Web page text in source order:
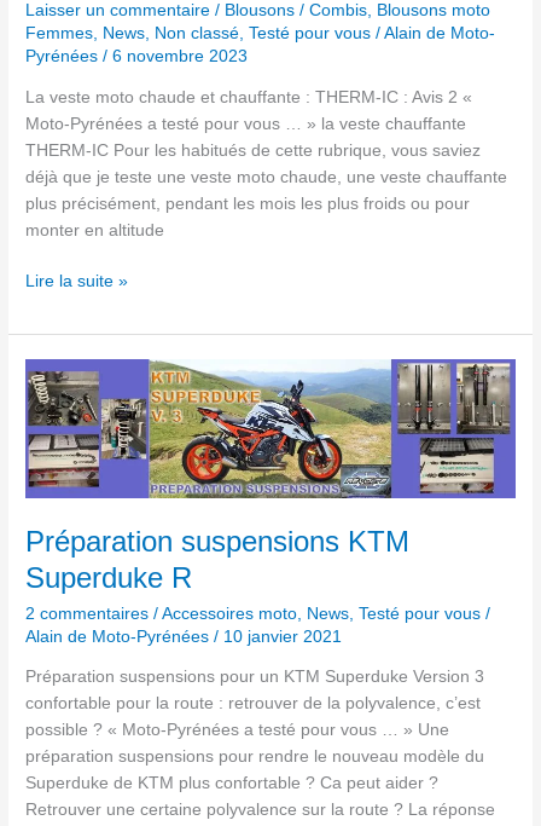
Laisser un commentaire / Blousons / Combis, Blousons moto
Femmes, News, Non classé,Testé pour vous /Alain de Moto-
Pyrénées/6 novembre 2023
La veste moto chaude et chauffante : THERM-IC : Avis 2 «
Moto-Pyrénées a testé pour vous … » la veste chauffante
THERM-IC Pour les habitués de cette rubrique, vous saviez
déjà que je teste une veste moto chaude, une veste chauffante
plus précisément, pendant les mois les plus froids ou pour
monter en altitude
Lire la suite »
Préparation suspensions KTM
Superduke R
2 commentaires /Accessoires moto News ,Testé pour vous /
Alain de Moto-Pyrénées/ 10 janvier 2021
Préparation suspensions pour un KTM Superduke Version 3
confortable pour la route : retrouver de la polyvalence, c’est
possible ? « Moto-Pyrénées a testé pour vous … » Une
préparation suspensions pour rendre le nouveau modèle du
Superduke de KTM plus confortable ? Ca peut aider ?
Retrouver une certaine polyvalence sur la route ? La réponse
Préparation
suspensions
KTM
Superduke
R